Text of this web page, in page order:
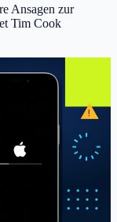
Ansagen zur
Tim Cook